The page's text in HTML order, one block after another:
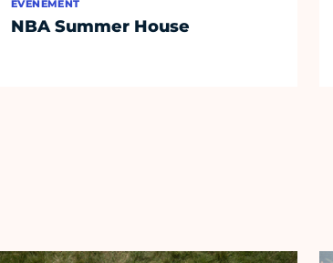
ÉVÈNEMENT
NBA Summer House